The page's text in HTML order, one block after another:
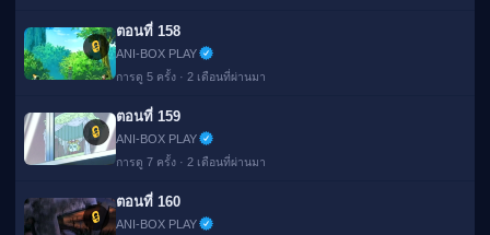
🔒
ตอนที่ 158
ANI-BOX PLAY
การดู 5 ครั้ง · 2 เดือนที่ผ่านมา
🔒
ตอนที่ 159
ANI-BOX PLAY
การดู 7 ครั้ง · 2 เดือนที่ผ่านมา
🔒
ตอนที่ 160
ANI-BOX PLAY